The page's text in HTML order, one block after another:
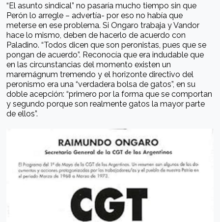
“El asunto sindical” no pasaría mucho tiempo sin que
Perón lo arregle – advertía- por eso no había que
meterse en ese problema. Si Ongaro trabaja y Vandor
hace lo mismo, deben de hacerlo de acuerdo con
Paladino. “Todos dicen que son peronistas, pues que se
pongan de acuerdo”. Reconocía que era indudable que
en las circunstancias del momento existen un
maremágnum tremendo y el horizonte directivo del
peronismo era una “verdadera bolsa de gatos”, en su
doble acepción: “primero por la forma que se comportan
y segundo porque son realmente gatos la mayor parte
de ellos”.